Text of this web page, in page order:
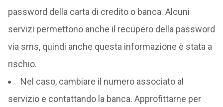
password della carta di credito o banca. Alcuni
servizi permettono anche il recupero della password
via sms, quindi anche questa informazione è stata a
rischio.
Nel caso, cambiare il numero associato al
servizio e contattando la banca. Approfittarne per